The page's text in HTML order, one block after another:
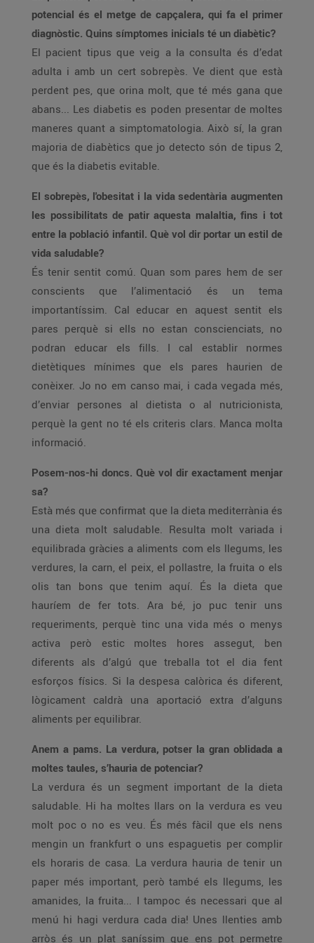
potencial és el metge de capçalera, qui fa el primer
diagnòstic. Quins símptomes inicials té un diabètic?
El pacient tipus que veig a la consulta és d’edat
adulta i amb un cert sobrepès. Ve dient que està
perdent pes, que orina molt, que té més gana que
abans... Les diabetis es poden presentar de moltes
maneres quant a simptomatologia. Això sí, la gran
majoria de diabètics que jo detecto són de tipus 2,
que és la diabetis evitable.
El sobrepès, l'obesitat i la vida sedentària augmenten
les possibilitats de patir aquesta malaltia, fins i tot
entre la població infantil. Què vol dir portar un estil de
vida saludable?
És tenir sentit comú. Quan som pares hem de ser
conscients que l’alimentació és un tema
importantíssim. Cal educar en aquest sentit els
pares perquè si ells no estan conscienciats, no
podran educar els fills. I cal establir normes
dietètiques mínimes que els pares haurien de
conèixer. Jo no em canso mai, i cada vegada més,
d’enviar persones al dietista o al nutricionista,
perquè la gent no té els criteris clars. Manca molta
informació.
Posem-nos-hi doncs. Què vol dir exactament menjar
sa?
Està més que confirmat que la dieta mediterrània és
una dieta molt saludable. Resulta molt variada i
equilibrada gràcies a aliments com els llegums, les
verdures, la carn, el peix, el pollastre, la fruita o els
olis tan bons que tenim aquí. És la dieta que
hauríem de fer tots. Ara bé, jo puc tenir uns
requeriments, perquè tinc una vida més o menys
activa però estic moltes hores assegut, ben
diferents als d’algú que treballa tot el dia fent
esforços físics. Si la despesa calòrica és diferent,
lògicament caldrà una aportació extra d’alguns
aliments per equilibrar.
Anem a pams. La verdura, potser la gran oblidada a
moltes taules, s’hauria de potenciar?
La verdura és un segment important de la dieta
saludable. Hi ha moltes llars on la verdura es veu
molt poc o no es veu. És més fàcil que els nens
mengin un frankfurt o uns espaguetis per complir
els horaris de casa. La verdura hauria de tenir un
paper més important, però també els llegums, les
amanides, la fruita... I tampoc és necessari que al
menú hi hagi verdura cada dia! Unes llenties amb
arròs és un plat saníssim que ens pot permetre